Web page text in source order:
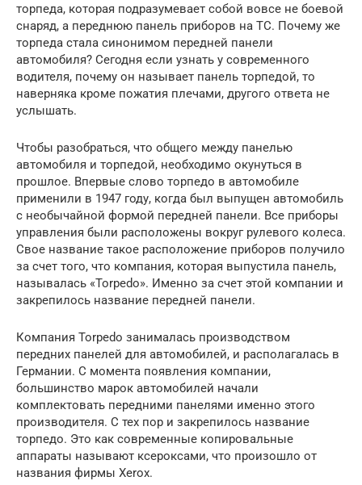
торпеда, которая подразумевает собой вовсе не боевой
снаряд, а переднюю панель приборов на ТС. Почему же
торпеда стала синонимом передней панели
автомобиля? Сегодня если узнать у современного
водителя, почему он называет панель торпедой, то
наверняка кроме пожатия плечами, другого ответа не
услышать.
Чтобы разобраться, что общего между панелью
автомобиля и торпедой, необходимо окунуться в
прошлое. Впервые слово торпедо в автомобиле
применили в 1947 году, когда был выпущен автомобиль
с необычайной формой передней панели. Все приборы
управления были расположены вокруг рулевого колеса.
Свое название такое расположение приборов получило
за счет того, что компания, которая выпустила панель,
называлась «Torpedo». Именно за счет этой компании и
закрепилось название передней панели.
Компания Torpedo занималась производством
передних панелей для автомобилей, и располагалась в
Германии. С момента появления компании,
большинство марок автомобилей начали
комплектовать передними панелями именно этого
производителя. С тех пор и закрепилось название
торпедо. Это как современные копировальные
аппараты называют ксероксами, что произошло от
названия фирмы Xerox.